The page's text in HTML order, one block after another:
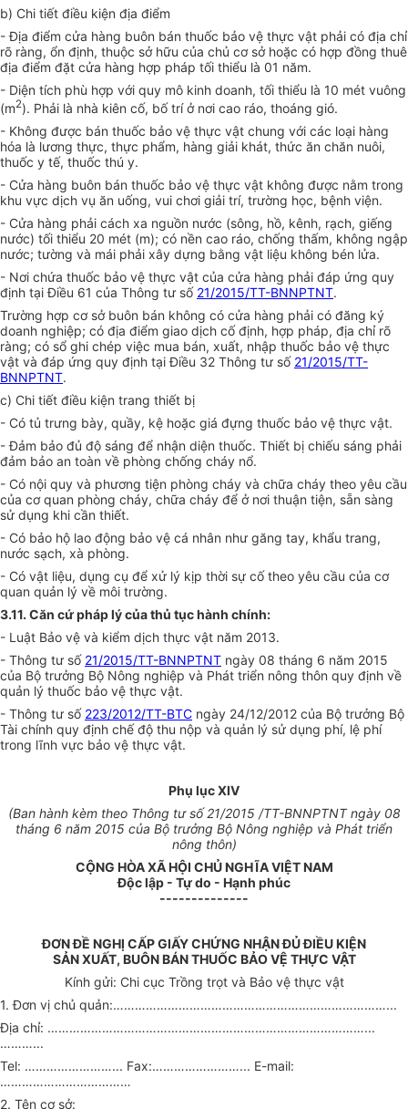
b) Chi tiết điều kiện địa điểm
- Địa điểm cửa hàng buôn bán thuốc bảo vệ thực vật phải có địa chỉ
rõ ràng, ổn định, thuộc sở hữu của chủ cơ sở hoặc có hợp đồng thuê
địa điểm đặt cửa hàng hợp pháp tối thiểu là 01 năm.
- Diện tích phù hợp với quy mô kinh doanh, tối thiểu là 10 mét vuông
(m2). Phải là nhà kiên cố, bố trí ở nơi cao ráo, thoáng gió.
- Không được bán thuốc bảo vệ thực vật chung với các loại hàng
hóa là lương thực, thực phẩm, hàng giải khát, thức ăn chăn nuôi,
thuốc y tế, thuốc thú y.
- Cửa hàng buôn bán thuốc bảo vệ thực vật không được nằm trong
khu vực dịch vụ ăn uống, vui chơi giải trí, trường học, bệnh viện.
- Cửa hàng phải cách xa nguồn nước (sông, hồ, kênh, rạch, giếng
nước) tối thiểu 20 mét (m); có nền cao ráo, chống thấm, không ngập
nước; tường và mái phải xây dựng bằng vật liệu không bén lửa.
- Nơi chứa thuốc bảo vệ thực vật của cửa hàng phải đáp ứng quy
định tại Điều 61 của Thông tư số 21/2015/TT-BNNPTNT.
Trường hợp cơ sở buôn bán không có cửa hàng phải có đăng ký
doanh nghiệp; có địa điểm giao dịch cố định, hợp pháp, địa chỉ rõ
ràng; có sổ ghi chép việc mua bán, xuất, nhập thuốc bảo vệ thực
vật và đáp ứng quy định tại Điều 32 Thông tư số 21/2015/TT-
BNNPTNT.
c) Chi tiết điều kiện trang thiết bị
- Có tủ trưng bày, quầy, kệ hoặc giá đựng thuốc bảo vệ thực vật.
- Đảm bảo đủ độ sáng để nhận diện thuốc. Thiết bị chiếu sáng phải
đảm bảo an toàn về phòng chống cháy nổ.
- Có nội quy và phương tiện phòng cháy và chữa cháy theo yêu cầu
của cơ quan phòng cháy, chữa cháy để ở nơi thuận tiện, sẵn sàng
sử dụng khi cần thiết.
- Có bảo hộ lao động bảo vệ cá nhân như găng tay, khẩu trang,
nước sạch, xà phòng.
- Có vật liệu, dụng cụ để xử lý kịp thời sự cố theo yêu cầu của cơ
quan quản lý về môi trường.
3.11. Căn cứ pháp lý của thủ tục hành chính:
- Luật Bảo vệ và kiểm dịch thực vật năm 2013.
- Thông tư số 21/2015/TT-BNNPTNT ngày 08 tháng 6 năm 2015
của Bộ trưởng Bộ Nông nghiệp và Phát triển nông thôn quy định về
quản lý thuốc bảo vệ thực vật.
- Thông tư số 223/2012/TT-BTC ngày 24/12/2012 của Bộ trưởng Bộ
Tài chính quy định chế độ thu nộp và quản lý sử dụng phí, lệ phí
trong lĩnh vực bảo vệ thực vật.
Phụ lục XIV
(Ban hành kèm theo Thông tư số 21/2015 /TT-BNNPTNT ngày 08
tháng 6 năm 2015 của Bộ trưởng Bộ Nông nghiệp và Phát triển
nông thôn)
CỘNG HÒA XÃ HỘI CHỦ NGHĨA VIỆT NAM
Độc lập - Tự do - Hạnh phúc
--------------
ĐƠN ĐỀ NGHỊ CẤP GIẤY CHỨNG NHẬN ĐỦ ĐIỀU KIỆN
SẢN XUẤT, BUÔN BÁN THUỐC BẢO VỆ THỰC VẬT
Kính gửi: Chi cục Trồng trọt và Bảo vệ thực vật
1. Đơn vị chủ quản:…………………………………………………………………...
Địa chỉ: ……………………………………………………………………………...
………...
Tel: ……………………... Fax:……………………... E-mail:
………………………………
2. Tên cơ sở: